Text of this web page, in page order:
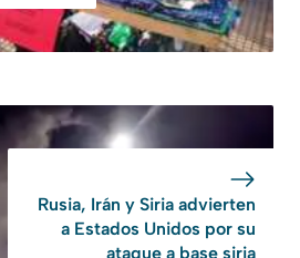
Rusia, Irán y Siria advierten
a Estados Unidos por su
ataque a base siria